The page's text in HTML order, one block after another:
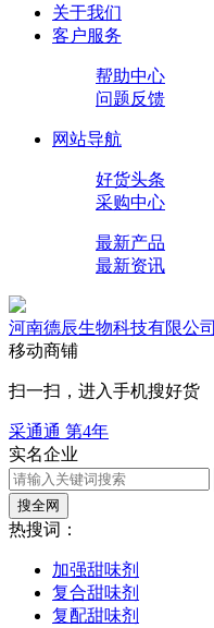
关于我们
客户服务
帮助中心
问题反馈
网站导航
好货头条
采购中心
最新产品
最新资讯
河南德辰生物科技有限公司
移动商铺
扫一扫，进入手机搜好货
采通通 第4年
实名企业
搜全网
热搜词：
加强甜味剂
复合甜味剂
复配甜味剂